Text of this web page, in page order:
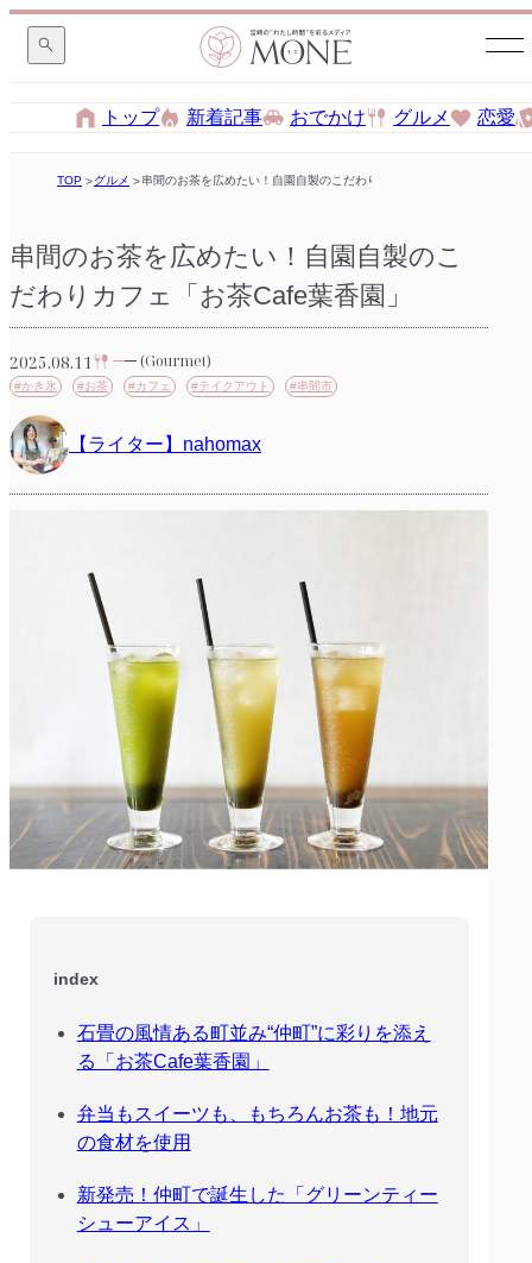
トップ 新着記事 おでかけ グルメ 恋愛
TOP グルメ 串間のお茶を広めたい！自園自製のこだわりカフェ「お茶Cafe葉香園」
串間のお茶を広めたい！自園自製のこ
だわりカフェ「お茶Cafe葉香園」
2025.08.11 (Gourmet)
#かき氷 #お茶 #カフェ #テイクアウト #串間市
【ライター】nahomax
index
石畳の風情ある町並み“仲町”に彩りを添え
る「お茶Cafe葉香園」
弁当もスイーツも、もちろんお茶も！地元
の食材を使用
新発売！仲町で誕生した「グリーンティー
シューアイス」